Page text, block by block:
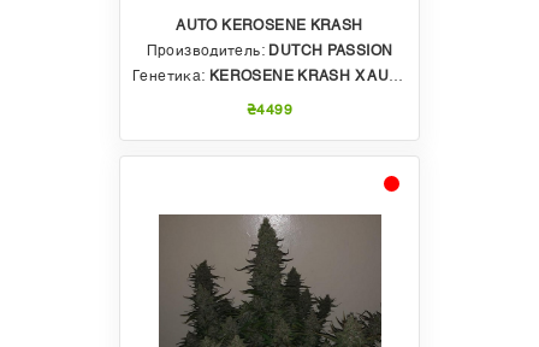
AUTO KEROSENE KRASH
Производитель: DUTCH PASSION
Генетика: KEROSENE KRASH X AUTO GLUEBERRY OG
₴4499